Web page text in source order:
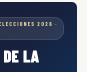
2026 ·
DE LA